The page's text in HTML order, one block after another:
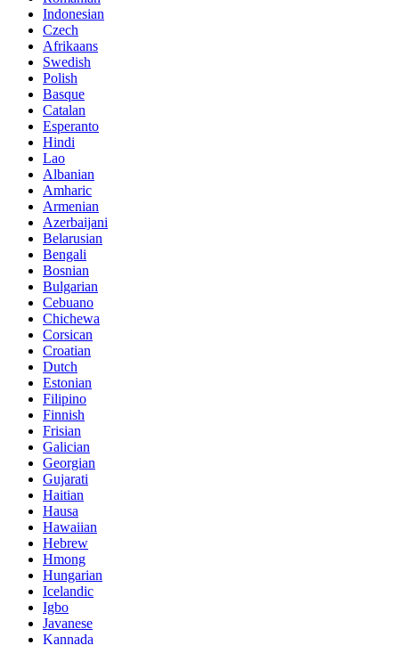
Indonesian
Czech
Afrikaans
Swedish
Polish
Basque
Catalan
Esperanto
Hindi
Lao
Albanian
Amharic
Armenian
Azerbaijani
Belarusian
Bengali
Bosnian
Bulgarian
Cebuano
Chichewa
Corsican
Croatian
Dutch
Estonian
Filipino
Finnish
Frisian
Galician
Georgian
Gujarati
Haitian
Hausa
Hawaiian
Hebrew
Hmong
Hungarian
Icelandic
Igbo
Javanese
Kannada